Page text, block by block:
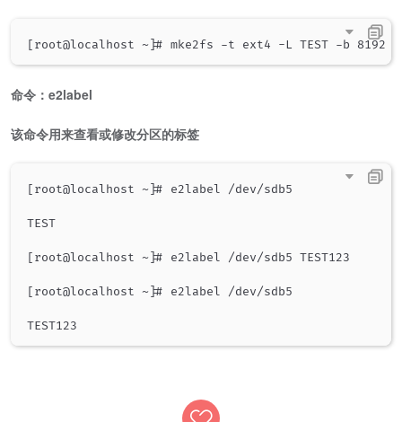
命令：e2label
该命令用来查看或修改分区的标签
[root@localhost ~]# e2label /dev/sdb5
TEST
[root@localhost ~]# e2label /dev/sdb5 TEST123
[root@localhost ~]# e2label /dev/sdb5